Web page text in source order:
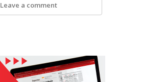
Leave a comment